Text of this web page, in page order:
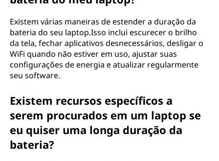
Existem várias maneiras de estender a duração da
bateria do seu laptop.Isso inclui escurecer o brilho
da tela, fechar aplicativos desnecessários, desligar o
WiFi quando não estiver em uso, ajustar suas
configurações de energia e atualizar regularmente
seu software.
Existem recursos específicos a
serem procurados em um laptop se
eu quiser uma longa duração da
bateria?